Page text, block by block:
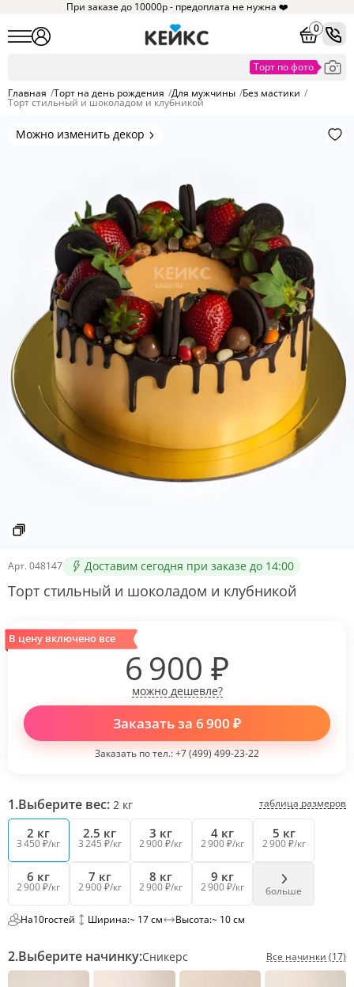
При заказе до 10000р - предоплата не нужна ❤️
0
Главная /Торт на день рождения /Для мужчины /Без мастики /
Торт стильный и шоколадом и клубникой
Можно изменить декор
Арт. 048147 Доставим сегодня при заказе до 14:00
Торт стильный и шоколадом и клубникой
1.Выберите вес: 2 кг таблица размеров
2 кг
3 450 ₽/кг
2.5 кг
3 245 ₽/кг
3 кг
2 900 ₽/кг
4 кг
2 900 ₽/кг
5 кг
2 900 ₽/кг
6 кг
2 900 ₽/кг
7 кг
2 900 ₽/кг
8 кг
2 900 ₽/кг
9 кг
2 900 ₽/кг больше
На10гостей Ширина:~ 17 см Высота:~ 10 см
2.Выберите начинку:Сникерс Все начинки (17)
В цену включено все
6 900 ₽
можно дешевле?
Заказать за 6 900 ₽
Заказать по тел.:+7 (499) 499-23-22